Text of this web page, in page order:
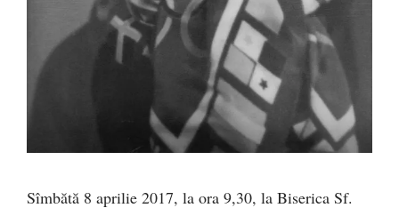
Sîmbătă 8 aprilie 2017, la ora 9,30, la Biserica Sf.